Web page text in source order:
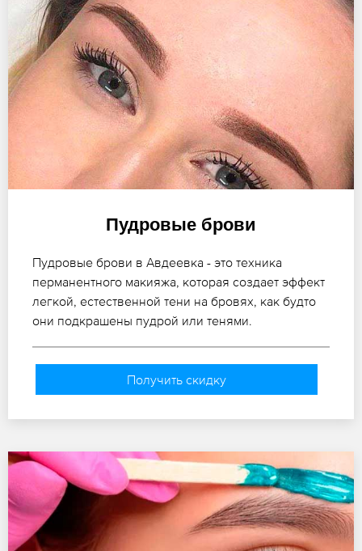
Пудровые брови
Пудровые брови в Авдеевка - это техника
перманентного макияжа, которая создает эффект
легкой, естественной тени на бровях, как будто
они подкрашены пудрой или тенями.
Получить скидку